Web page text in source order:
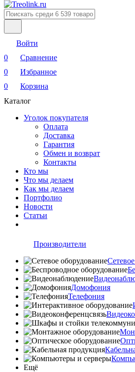
Войти
0
Сравнение
0
Избранное
0
Корзина
Каталог
Уголок покупателя
Оплата
Доставка
Гарантия
Обмен и возврат
Контакты
Кто мы
Что мы делаем
Как мы делаем
Портфолио
Новости
Статьи
Производители
Домофония
Телефония
Ещё